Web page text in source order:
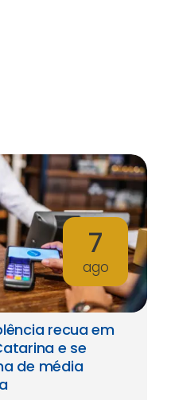
7
ago
recua em
e se
de média